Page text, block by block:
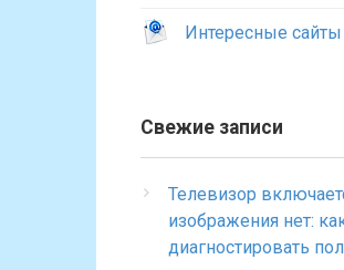
Интересные сайты
Свежие записи
Телевизор
изображения нет:
диагностировать